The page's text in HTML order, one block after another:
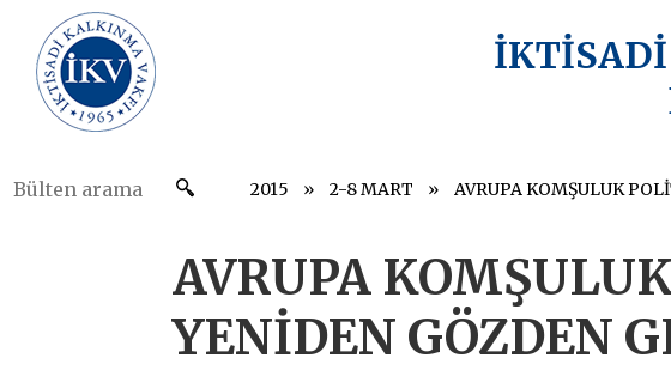
2015 2-8 MART
AVRUPA
YENİDEN GÖZDEN